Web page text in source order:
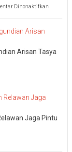
Dinonaktifkanpada
I
Bea
Arisan Tasya
Jaga Pintu